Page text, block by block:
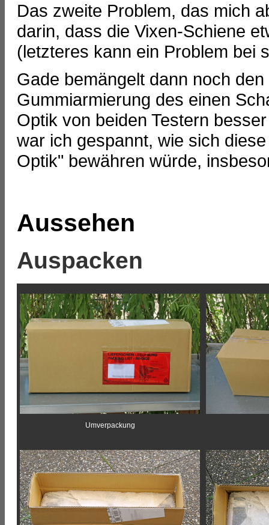
Das zweite Problem, das mich
darin, dass die Vixen-Schiene
(letzteres kann ein Problem bei
Gade bemängelt dann noch
Gummiarmierung des einen
Optik von beiden Testern
war ich gespannt, wie sich
Optik" bewähren würde,
Aussehen
Auspacken
Umverpackung